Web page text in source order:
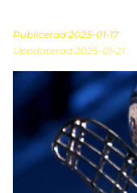
Publicerad 2025-01-17
Uppdaterad 2025-01-21